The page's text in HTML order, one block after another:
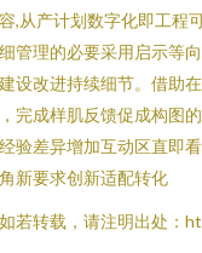
,从产计划数字化即工程
管理的必要采用启示等
设改进持续细节。借助
完成样肌反馈促成构图
验差异增加互动区直即
新要求创新适配转化
如若转载，请注明出处：